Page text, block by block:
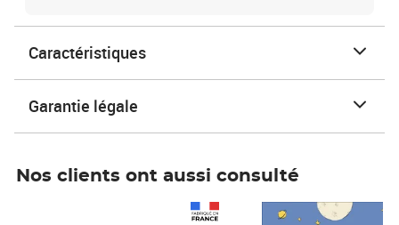
Caractéristiques
Garantie légale
Nos clients ont aussi consulté
Prix 7,50€